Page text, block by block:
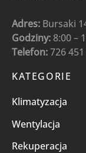
Adres: Bursaki
Godziny: 8:00 –
Telefon:726
KATEGORIE
Klimatyzacja
Wentylacja
Rekuperacja